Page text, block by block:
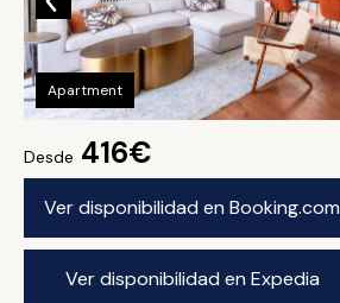
Desde 416€
Ver disponibilidad en Booking.com
Ver disponibilidad en Expedia
Apartment